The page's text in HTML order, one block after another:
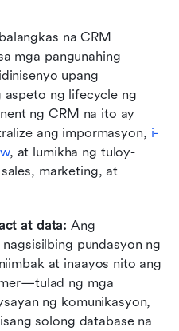
na CRM
mga pangunahing
upang
aspeto ng lifecycle ng
ng CRM na ito ay
ang impormasyon, i-
, at lumikha ng tuloy-
marketing, at
at data: Ang
pundasyon ng
at inaayos nito ang
ng mga
ng komunikasyon,
solong database na